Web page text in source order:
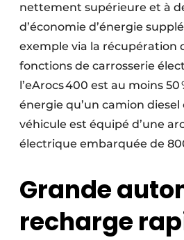
nettement supérieure et à
d’économie d’énergie
exemple via la récupération
fonctions de carrosserie
l’eArocs 400 est au moins
énergie qu’un camion
véhicule est équipé d’une
électrique embarquée de
Grande
recharge